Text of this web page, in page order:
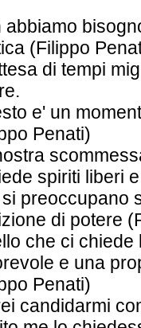
abbiamo
(Filippo
di tempi
e' un
Penati)
spiriti liberi
preoccupano
di potere
che ci
e una
Penati)
candidarmi